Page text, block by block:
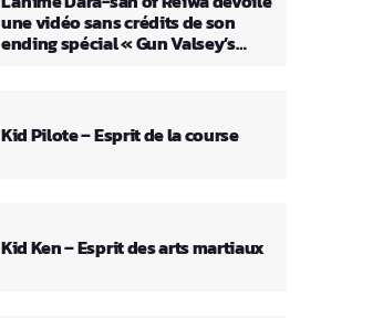
une vidéo sans crédits de son
ending spécial « Gun Valsey’s
Kid Pilote – Esprit de la course
Kid Ken – Esprit des arts martiaux